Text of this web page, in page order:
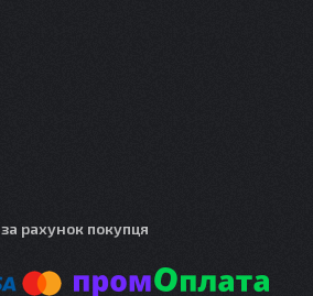
за рахунок покупця